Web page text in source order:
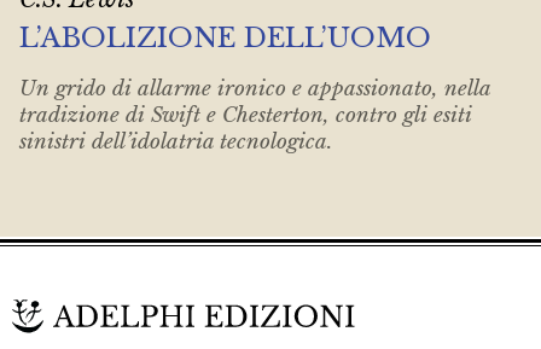
L’ABOLIZIONE DELL’UOMO
Un grido di allarme ironico e appassionato, nella
tradizione di Swift e Chesterton, contro gli esiti
sinistri dell’idolatria tecnologica.